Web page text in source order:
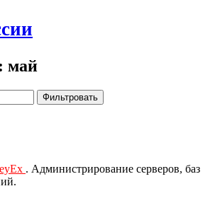
май
Фильтровать
. Администрирование серверов, баз